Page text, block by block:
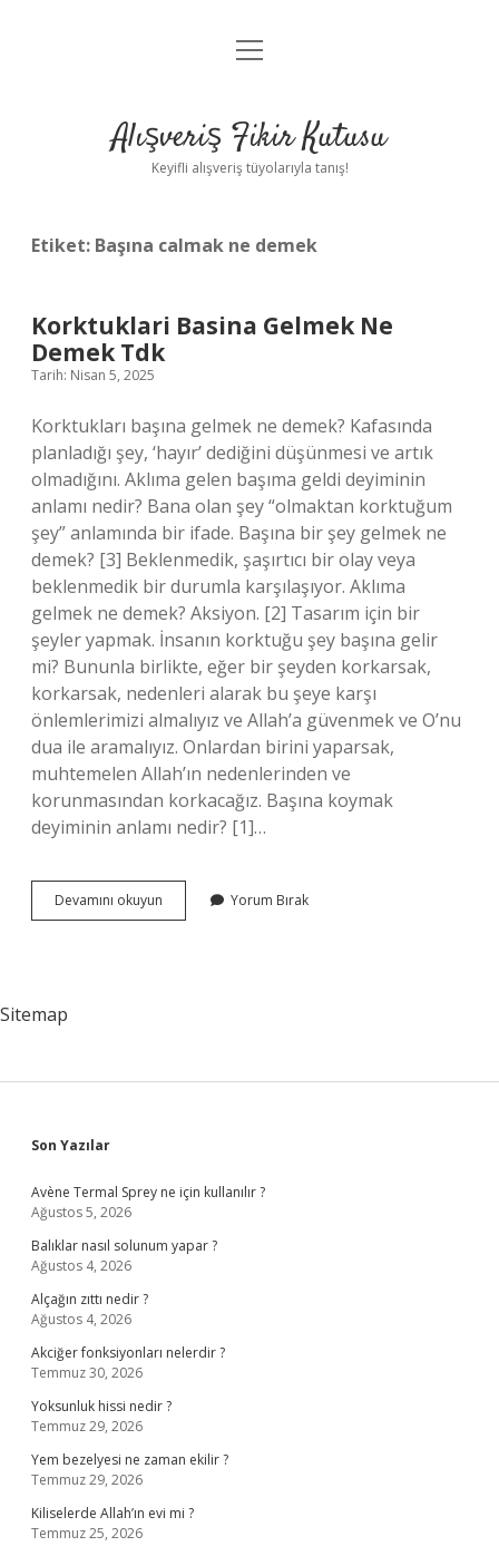
Anasayfa
Yasal Uyarı
menüyü
Alışveriş Fikir Kutusu
Keyifli alışveriş tüyolarıyla tanış!
Etiket: Başına calmak ne demek
Korktuklari Basina Gelmek Ne
Demek Tdk
Tarih: Nisan 5, 2025
Korktukları başına gelmek ne demek? Kafasında
planladığı şey, ‘hayır’ dediğini düşünmesi ve artık
olmadığını. Aklıma gelen başıma geldi deyiminin
anlamı nedir? Bana olan şey “olmaktan korktuğum
şey” anlamında bir ifade. Başına bir şey gelmek ne
demek? [3] Beklenmedik, şaşırtıcı bir olay veya
beklenmedik bir durumla karşılaşıyor. Aklıma
gelmek ne demek? Aksiyon. [2] Tasarım için bir
şeyler yapmak. İnsanın korktuğu şey başına gelir
mi? Bununla birlikte, eğer bir şeyden korkarsak,
korkarsak, nedenleri alarak bu şeye karşı
önlemlerimizi almalıyız ve Allah’a güvenmek ve O’nu
dua ile aramalıyız. Onlardan birini yaparsak,
muhtemelen Allah’ın nedenlerinden ve
korunmasından korkacağız. Başına koymak
deyiminin anlamı nedir? [1]…
Devamını okuyun Korktuklari
Basina
Yorum Bırak
Sitemap
Sidebar
Son Yazılar
Avène Termal Sprey ne için kullanılır ?
Ağustos 5, 2026
Balıklar nasıl solunum yapar ?
Ağustos 4, 2026
Alçağın zıttı nedir ?
Ağustos 4, 2026
Akciğer fonksiyonları nelerdir ?
Temmuz 30, 2026
Yoksunluk hissi nedir ?
Temmuz 29, 2026
Yem bezelyesi ne zaman ekilir ?
Temmuz 29, 2026
Kiliselerde Allah’ın evi mi ?
Temmuz 25, 2026